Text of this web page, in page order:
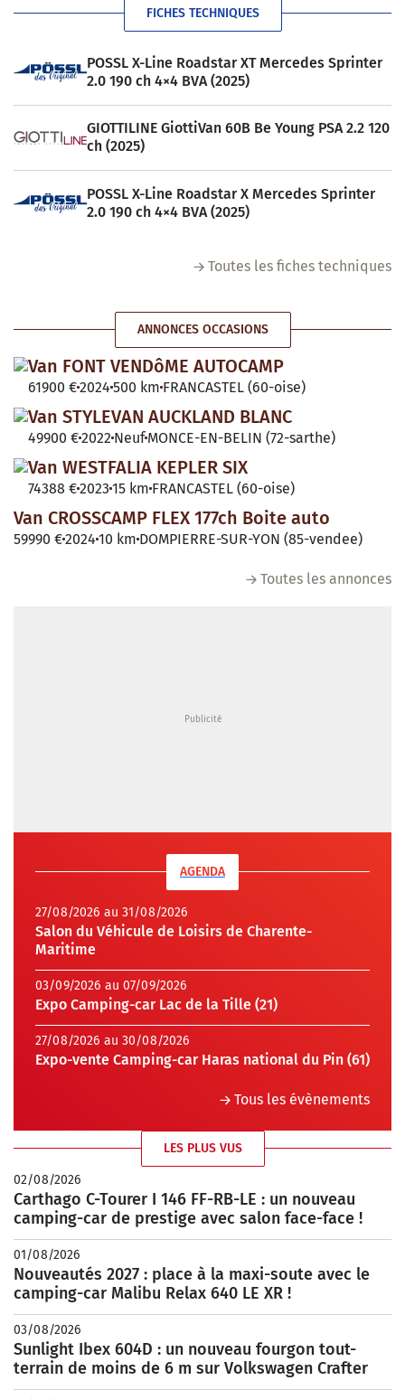
FICHES TECHNIQUES
POSSL X-Line Roadstar XT Mercedes Sprinter
2.0 190 ch 4×4 BVA (2025)
GIOTTILINE GiottiVan 60B Be Young PSA 2.2 120
ch (2025)
POSSL X-Line Roadstar X Mercedes Sprinter
2.0 190 ch 4×4 BVA (2025)
Toutes les fiches techniques
ANNONCES OCCASIONS
Van FONT VENDôME AUTOCAMP
61900 €2024 500 km FRANCASTEL (60-oise)
Van STYLEVAN AUCKLAND BLANC
49900 €2022 Neuf MONCE-EN-BELIN (72-sarthe)
Van WESTFALIA KEPLER SIX
74388 €2023 15 km FRANCASTEL (60-oise)
Van CROSSCAMP FLEX 177ch Boite auto
59990 €2024 10 km DOMPIERRE-SUR-YON (85-vendee)
Toutes les annonces
AGENDA
27/08/2026 au 31/08/2026
Salon du Véhicule de Loisirs de Charente-
Maritime
03/09/2026 au 07/09/2026
Expo Camping-car Lac de la Tille (21)
27/08/2026 au 30/08/2026
Expo-vente Camping-car Haras national du Pin (61)
Tous les évènements
LES PLUS VUS
02/08/2026
Carthago C-Tourer I 146 FF-RB-LE : un nouveau
camping-car de prestige avec salon face-face !
01/08/2026
Nouveautés 2027 : place à la maxi-soute avec le
camping-car Malibu Relax 640 LE XR !
03/08/2026
Sunlight Ibex 604D : un nouveau fourgon tout-
terrain de moins de 6 m sur Volkswagen Crafter